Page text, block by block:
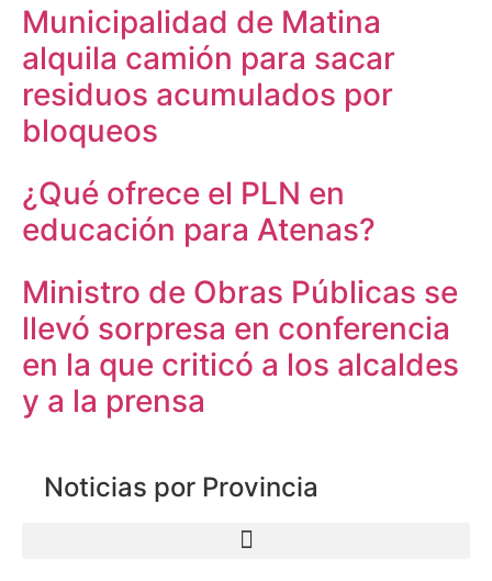
Municipalidad de Matina
alquila camión para sacar
residuos acumulados por
bloqueos
¿Qué ofrece el PLN en
educación para Atenas?
Ministro de Obras Públicas se
llevó sorpresa en conferencia
en la que criticó a los alcaldes
y a la prensa
Noticias por Provincia